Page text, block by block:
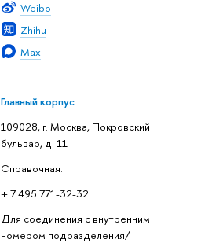
Weibo
Zhihu
Max
Главный корпус
109028, г. Москва, Покровский
бульвар, д. 11
Справочная:
+ 7 495 771-32-32
Для соединения с внутренним
номером подразделения/